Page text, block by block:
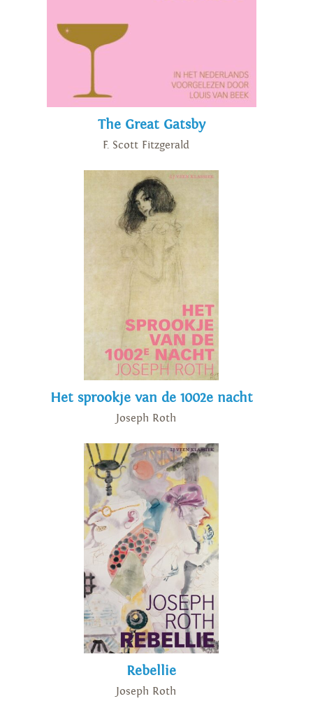
The Great Gatsby
F. Scott Fitzgerald
Het sprookje van de 1002e nacht
Joseph Roth
Rebellie
Joseph Roth